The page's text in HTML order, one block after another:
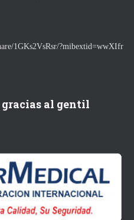
1GKs2VsRsr/?mibextid=wwXIfr
gracias al gentil